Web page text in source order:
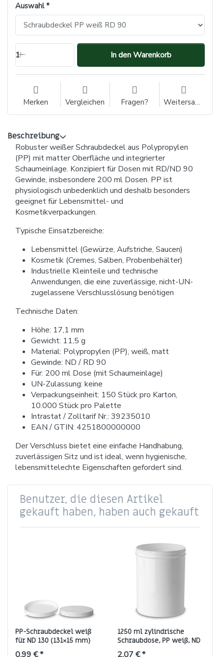
Auswahl
1 In den Warenkorb
Merken Vergleichen Fragen? Weitersagen
Beschreibung
Robuster weißer Schraubdeckel aus Polypropylen
(PP) mit matter Oberfläche und integrierter
Schaumeinlage. Konzipiert für Dosen mit RD/ND 90
Gewinde, insbesondere 200 ml Dosen. PP ist
physiologisch unbedenklich und deshalb besonders
geeignet für Lebensmittel- und
Kosmetikverpackungen.
Typische Einsatzbereiche:
Lebensmittel (Gewürze, Aufstriche, Saucen)
Kosmetik (Cremes, Salben, Probenbehälter)
Industrielle Kleinteile und technische
Anwendungen, die eine zuverlässige, nicht-UN-
zugelassene Verschlusslösung benötigen
Technische Daten:
Höhe: 17,1 mm
Gewicht: 11,5 g
Material: Polypropylen (PP), weiß, matt
Gewinde: ND / RD 90
Für: 200 ml Dose (mit Schaumeinlage)
UN-Zulassung: keine
Verpackungseinheit: 150 Stück pro Karton,
10.000 Stück pro Palette
Intrastat / Zolltarif Nr.: 39235010
EAN / GTIN: 4251800000000
Der Verschluss bietet eine einfache Handhabung,
zuverlässigen Sitz und ist ideal, wenn hygienische,
lebensmittelechte Eigenschaften gefordert sind.
Benutzer, die diesen Artikel
gekauft haben, haben auch gekauft
PP-Schraubdeckel weiß
für ND 130 (131×15 mm)
0,99 € *
1250 ml zylindrische
Schraubdose, PP weiß, ND
110 (rund)
2,07 € *